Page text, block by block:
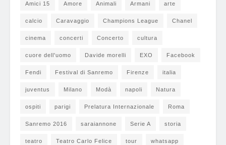
Amici 15 Amore Animali Armani arte
calcio Caravaggio Champions League Chanel
cinema concerti Concerto cultura
cuore dell'uomo Davide morelli EXO Facebook
Fendi Festival di Sanremo Firenze italia
juventus Milano Modà napoli Natura
ospiti parigi Prelatura Internazionale Roma
Sanremo 2016 saraiannone Serie A storia
teatro Teatro Carlo Felice tour whatsapp